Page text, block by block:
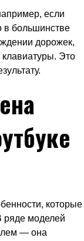
если
в большинстве
дорожек,
Это
которые
ряде моделей
— она